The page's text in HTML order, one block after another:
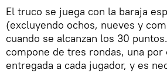
El truco se juega con la baraja
(excluyendo ochos, nueves y
cuando se alcanzan los 30
compone de tres rondas, una por
entregada a cada jugador, y es